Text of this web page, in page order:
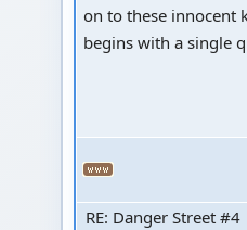
on to these
begins with a single
RE: Danger Street #4